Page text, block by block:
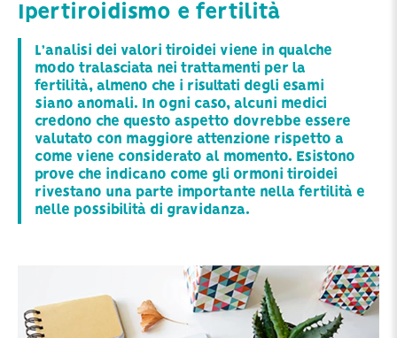
Ipertiroidismo e fertilità
L’analisi dei valori tiroidei viene in qualche
modo tralasciata nei trattamenti per la
fertilità, almeno che i risultati degli esami
siano anomali. In ogni caso, alcuni medici
credono che questo aspetto dovrebbe essere
valutato con maggiore attenzione rispetto a
come viene considerato al momento. Esistono
prove che indicano come gli ormoni tiroidei
rivestano una parte importante nella fertilità e
nelle possibilità di gravidanza.